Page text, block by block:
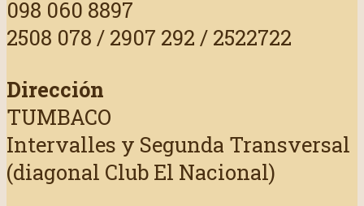
098 060 8897
2508 078 / 2907 292 / 2522722
Dirección
TUMBACO
Intervalles y Segunda Transversal
(diagonal Club El Nacional)